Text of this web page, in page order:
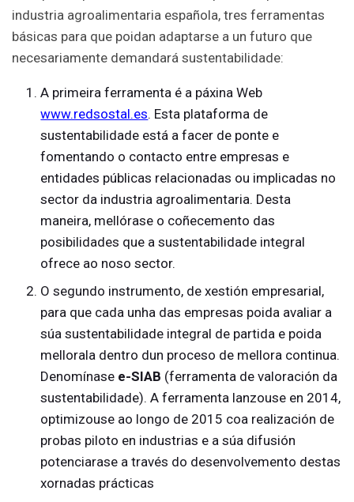
industria agroalimentaria española, tres ferramentas
básicas para que poidan adaptarse a un futuro que
necesariamente demandará sustentabilidade:
A primeira ferramenta é a páxina Web
www.redsostal.es. Esta plataforma de
sustentabilidade está a facer de ponte e
fomentando o contacto entre empresas e
entidades públicas relacionadas ou implicadas no
sector da industria agroalimentaria. Desta
maneira, mellórase o coñecemento das
posibilidades que a sustentabilidade integral
ofrece ao noso sector.
O segundo instrumento, de xestión empresarial,
para que cada unha das empresas poida avaliar a
súa sustentabilidade integral de partida e poida
mellorala dentro dun proceso de mellora continua.
Denomínase e-SIAB (ferramenta de valoración da
sustentabilidade). A ferramenta lanzouse en 2014,
optimizouse ao longo de 2015 coa realización de
probas piloto en industrias e a súa difusión
potenciarase a través do desenvolvemento destas
xornadas prácticas